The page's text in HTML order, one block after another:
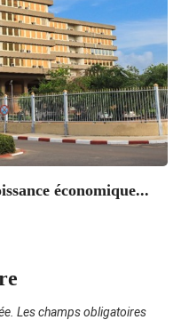
économique...
Les champs obligatoires